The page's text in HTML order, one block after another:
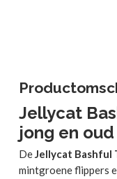
Jellycat
jong en oud
DeJellycat Bashful
mintgroene flippers